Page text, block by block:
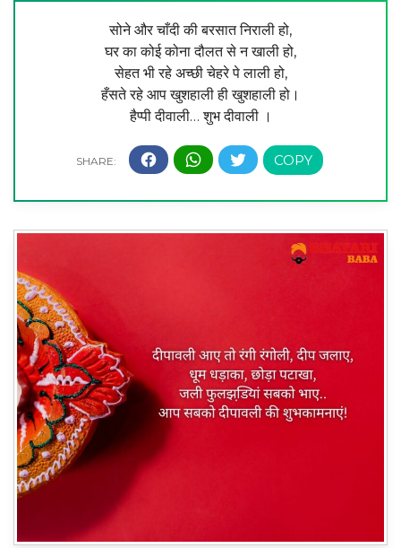
सोने और चाँदी की बरसात निराली हो,
घर का कोई कोना दौलत से न खाली हो,
सेहत भी रहे अच्छी चेहरे पे लाली हो,
हँसते रहे आप खुशहाली ही खुशहाली हो।
हैप्पी दीवाली… शुभ दीवाली ।